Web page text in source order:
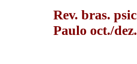
Rev. bras.
Paulo oct./